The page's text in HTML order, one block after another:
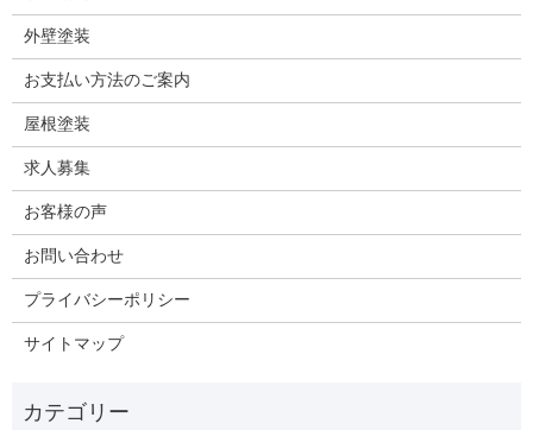
外壁塗装
お支払い方法のご案内
屋根塗装
求人募集
お客様の声
お問い合わせ
プライバシーポリシー
サイトマップ